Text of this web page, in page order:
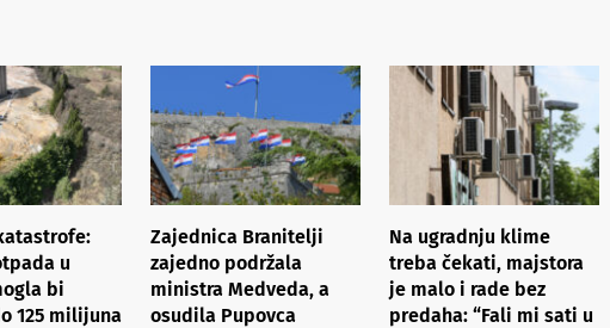
u
bi
125 milijuna
Zajednica Branitelji
zajedno podržala
ministra Medveda, a
osudila Pupovca
Na ugradnju klime
treba čekati, majstora
je malo i rade bez
predaha: “Fali mi sati u